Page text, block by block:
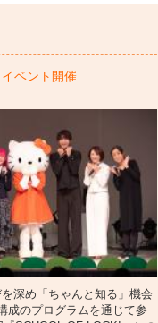
ベント開催
深め「ちゃんと知る」機会
成のプログラムを通じて参